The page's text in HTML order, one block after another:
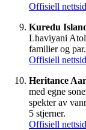
Offisiell
Kuredu
Lhaviyani
familier og
Offisiell
Heritance
med egne
spekter av
5 stjerner.
Offisiell